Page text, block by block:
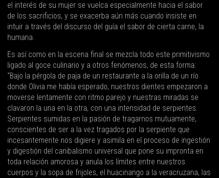
el interés de su mujer se vuelca especialmente hacia el sabor
de los sacrificios, y se exacerba aún más cuando insiste en
intuir a través del discurso del guía el sabor de cierta carne, la
humana.
Es así como en la escena final se mezcla todo este primitivismo
ligado al goce culinario y a otros fenómenos, de esta forma:
“Bajo la pérgola de paja de un restaurante a la orilla de un río
donde Olivia me había esperado, nuestros dientes empezaron a
moverse lentamente con ritmo parejo y nuestras miradas se
clavaron la una en la otra, con una intensidad de serpientes.
Serpientes sumidas en la pasión de tragarnos mutuamente,
conscientes de ser a la vez tragados por la serpiente que
incesantemente nos digiere y asimila en el proceso de ingestión
y digestión del canibalismo universal que pone su impronta en
toda relación amorosa y anula los límites entre nuestros
cuerpos y la sopa de frijoles, el huacinango a la veracruzana, las